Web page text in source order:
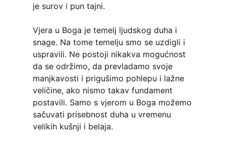
je surov i pun tajni.
Vjera u Boga je temelj ljudskog duha i
snage. Na tome temelju smo se uzdigli i
uspravili. Ne postoji nikakva mogućnost
da se održimo, da prevladamo svoje
manjkavosti i prigušimo pohlepu i lažne
veličine, ako nismo takav fundament
postavili. Samo s vjerom u Boga možemo
sačuvati prisebnost duha u vremenu
velikih kušnji i belaja.